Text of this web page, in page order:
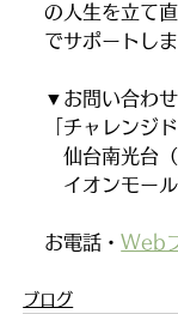
の人生を立て
でサポートしま
▼お問い合わ
「チャレンジ
仙台南光台
イオンモー
お電話・Web
ブログ